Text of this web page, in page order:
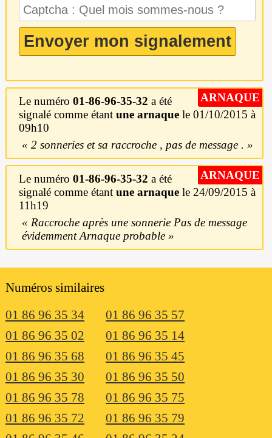
ARNAQUE
Le numéro 01-86-96-35-32 a été
signalé comme étant une arnaquele 01/10/2015 à
09h10
2 sonneries et sa raccroche , pas de message .
ARNAQUE
Le numéro 01-86-96-35-32 a été
signalé comme étant une arnaquele 24/09/2015 à
11h19
Raccroche après une sonnerie Pas de message
évidemment Arnaque probable
Numéros similaires
01 86 96 35 34
01 86 96 35 57
01 86 96 35 02
01 86 96 35 14
01 86 96 35 68
01 86 96 35 45
01 86 96 35 30
01 86 96 35 50
01 86 96 35 78
01 86 96 35 75
01 86 96 35 72
01 86 96 35 79